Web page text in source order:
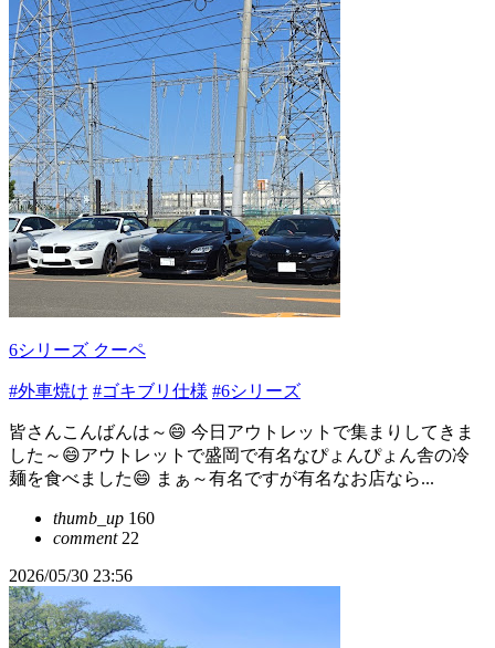
6シリーズ クーペ
#外車焼け #ゴキブリ仕様 #6シリーズ
皆さんこんばんは～😄 今日アウトレットで集まりしてきま
した～😄アウトレットで盛岡で有名なぴょんぴょん舎の冷
麺を食べました😄 まぁ～有名ですが有名なお店なら...
thumb_up 160
comment22
2026/05/30 23:56